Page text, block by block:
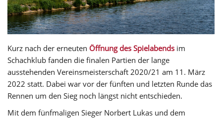
Kurz nach der erneuten Öffnung des Spielabends im
Schachklub fanden die finalen Partien der lange
ausstehenden Vereinsmeisterschaft 2020/21 am 11. März
2022 statt. Dabei war vor der fünften und letzten Runde das
Rennen um den Sieg noch längst nicht entschieden.
Mit dem fünfmaligen Sieger Norbert Lukas und dem